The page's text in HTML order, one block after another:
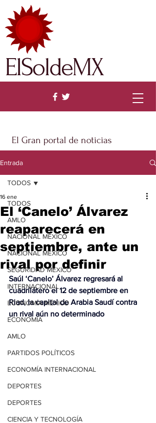
El Gran portal de noticias
ElSoldeMX
Entrada
TODOS
AMLO
NACIONAL MÉXICO
NACIONAL MÉXICO
SEGURIDAD MÉXICO
INTERNACIONAL
ECONOMÍA MÉXICO
ECONOMÍA
AMLO
PARTIDOS POLÍTICOS
ECONOMÍA INTERNACIONAL
DEPORTES
DEPORTES
CIENCIA Y TECNOLOGÍA
TODOS
El ‘Canelo’ Álvarez
reaparecerá en
septiembre, ante un
rival por definir
16 ene
Saúl ‘Canelo’ Álvarez regresará al
cuadrilátero el 12 de septiembre en
Riad, la capital de Arabia Saudí contra
un rival aún no determinado